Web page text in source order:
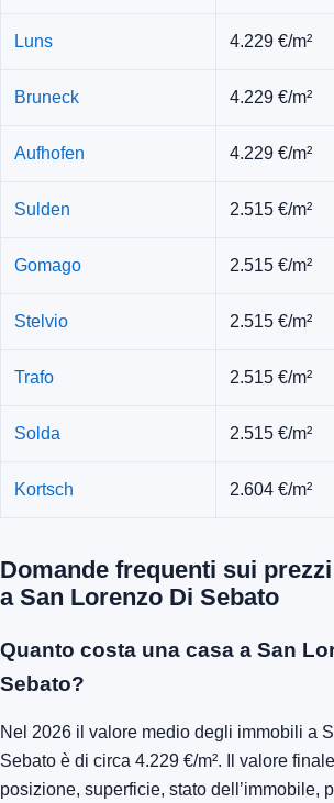
Luns 4.229 €/m²
Bruneck 4.229 €/m²
Aufhofen 4.229 €/m²
Sulden 2.515 €/m²
Gomago 2.515 €/m²
Stelvio 2.515 €/m²
Trafo 2.515 €/m²
Solda 2.515 €/m²
Kortsch 2.604 €/m²
Domande frequenti sui
a San Lorenzo Di Sebato
Quanto costa una casa a San
Sebato?
Nel 2026 il valore medio degli immobili a
Sebato è di circa 4.229 €/m². Il valore
posizione, superficie, stato dell’immobile,